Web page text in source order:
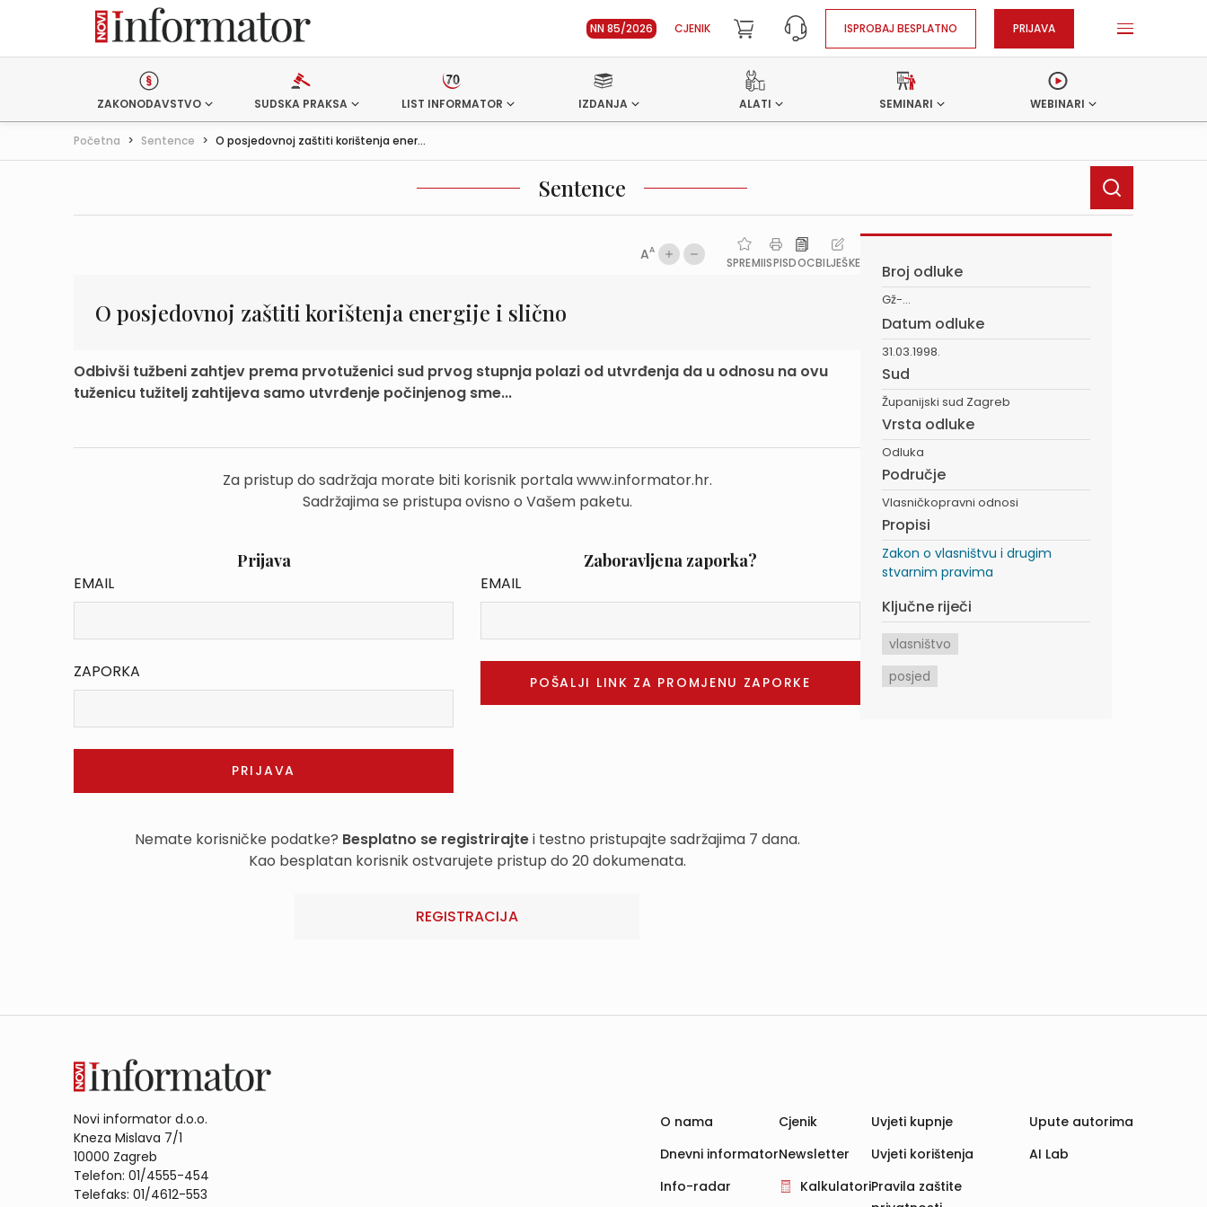
NN 85/2026 CJENIK ISPROBAJ BESPLATNO PRIJAVA
ZAKONODAVSTVO SUDSKA PRAKSA LIST INFORMATOR IZDANJA ALATI SEMINARI WEBINARI
Početna > Sentence > O posjedovnoj zaštiti korištenja ener...
Sentence
AA
SPREMIISPISDOCBILJEŠKE
O posjedovnoj zaštiti korištenja energije i slično
Odbivši tužbeni zahtjev prema prvotuženici sud prvog stupnja polazi od utvrđenja da u odnosu na ovu
tuženicu tužitelj zahtijeva samo utvrđenje počinjenog sme...
Za pristup do sadržaja morate biti korisnik portala www.informator.hr.
Sadržajima se pristupa ovisno o Vašem paketu.
Prijava
EMAIL
ZAPORKA
Zaboravljena zaporka?
EMAIL
Nemate korisničke podatke? Besplatno se registrirajtei testno pristupajte sadržajima 7 dana.
Kao besplatan korisnik ostvarujete pristup do 20 dokumenata.
REGISTRACIJA
Broj odluke
Gž-...
Datum odluke
31.03.1998.
Sud
Županijski sud Zagreb
Vrsta odluke
Odluka
Područje
Vlasničkopravni odnosi
Propisi
Zakon o vlasništvu i drugim
stvarnim pravima
Ključne riječi
vlasništvo
posjed
Novi informator d.o.o.
Kneza Mislava 7/1
10000 Zagreb
Telefon: 01/4555-454
Telefaks: 01/4612-553
O nama
Dnevni informator
Info-radar
Cjenik
Newsletter
Kalkulatori
Uvjeti kupnje
Uvjeti korištenja
Pravila zaštite
Upute autorima
AI Lab